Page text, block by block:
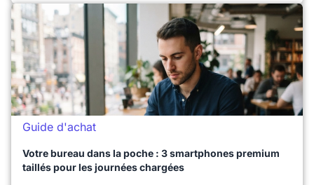
Guide d'achat
Votre bureau dans la poche : 3 smartphones premium
taillés pour les journées chargées